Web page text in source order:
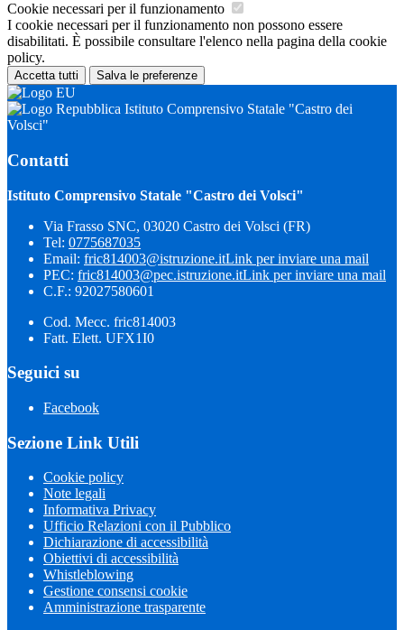
Cookie necessari per il funzionamento
I cookie necessari per il funzionamento non possono essere
disabilitati. È possibile consultare l'elenco nella pagina della cookie
policy.
Accetta tutti Salva le preferenze
Istituto Comprensivo Statale "Castro dei
Volsci"
Contatti
Istituto Comprensivo Statale "Castro dei Volsci"
Via Frasso SNC, 03020 Castro dei Volsci (FR)
Tel: 0775687035
Email: fric814003@istruzione.itLink per inviare una mail
PEC: fric814003@pec.istruzione.itLink per inviare una mail
C.F.: 92027580601
Cod. Mecc. fric814003
Fatt. Elett. UFX1I0
Seguici su
Facebook
Sezione Link Utili
Cookie policy
Note legali
Informativa Privacy
Ufficio Relazioni con il Pubblico
Dichiarazione di accessibilità
Obiettivi di accessibilità
Whistleblowing
Gestione consensi cookie
Amministrazione trasparente